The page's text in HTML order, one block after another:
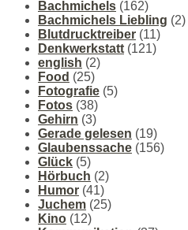
Bachmichels (162)
Bachmichels Liebling (2)
Blutdrucktreiber (11)
Denkwerkstatt (121)
english (2)
Food (25)
Fotografie (5)
Fotos (38)
Gehirn (3)
Gerade gelesen (19)
Glaubenssache (156)
Glück (5)
Hörbuch (2)
Humor (41)
Juchem (25)
Kino (12)